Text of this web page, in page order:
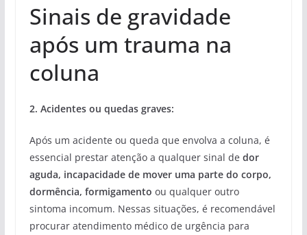
Sinais de gravidade
após um trauma na
coluna
2. Acidentes ou quedas graves:
Após um acidente ou queda que envolva a coluna, é
essencial prestar atenção a qualquer sinal de dor
aguda, incapacidade de mover uma parte do corpo,
dormência, formigamento ou qualquer outro
sintoma incomum. Nessas situações, é recomendável
procurar atendimento médico de urgência para